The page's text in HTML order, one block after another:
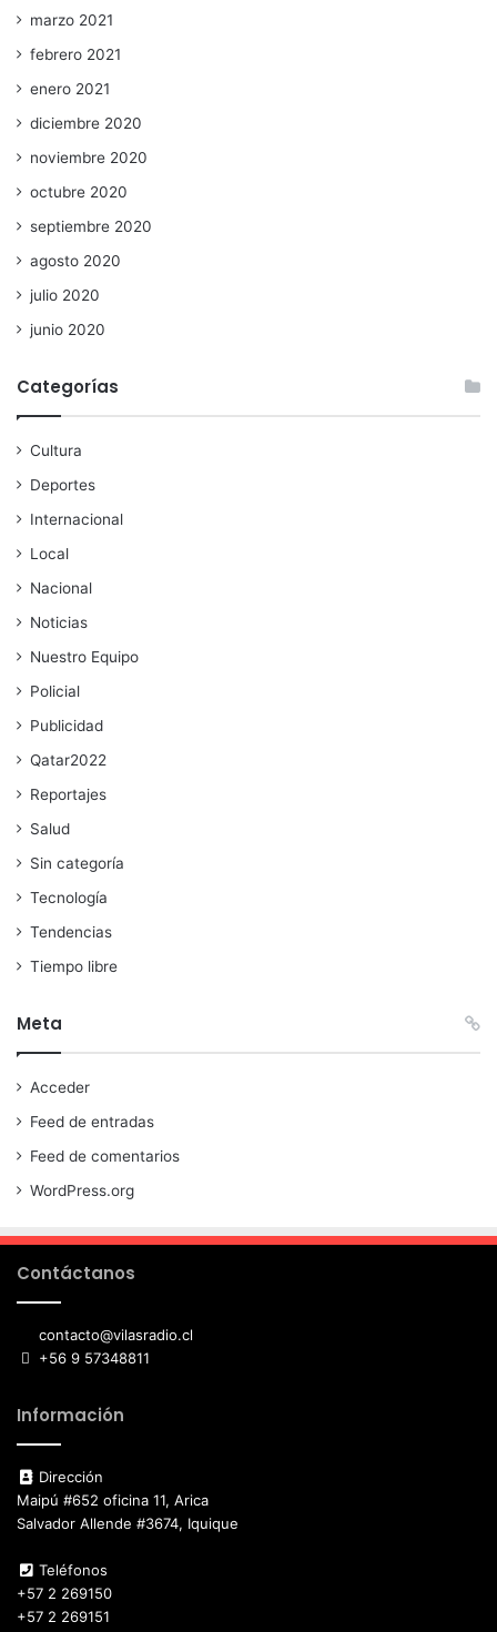
marzo 2021
febrero 2021
enero 2021
diciembre 2020
noviembre 2020
octubre 2020
septiembre 2020
agosto 2020
julio 2020
junio 2020
Categorías
Cultura
Deportes
Internacional
Local
Nacional
Noticias
Nuestro Equipo
Policial
Publicidad
Qatar2022
Reportajes
Salud
Sin categoría
Tecnología
Tendencias
Tiempo libre
Meta
Acceder
Feed de entradas
Feed de comentarios
WordPress.org
Contáctanos
contacto@vilasradio.cl
+56 9 57348811
Información
Dirección
Maipú #652 oficina 11, Arica
Salvador Allende #3674, Iquique
Teléfonos
+57 2 269150
+57 2 269151